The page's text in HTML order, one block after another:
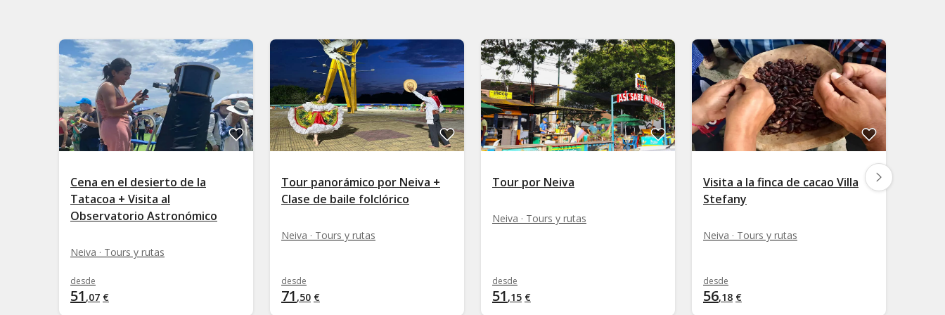
Cena en el desierto de la
Tatacoa + Visita al
Observatorio Astronómico
Neiva · Tours y rutas
desde
51 ,07 €
Tour panorámico por Neiva +
Clase de baile folclórico
Neiva · Tours y rutas
desde
71 ,50 €
Tour por Neiva
Neiva · Tours y rutas
desde
51 ,15 €
Visita a la finca de cacao Villa
Stefany
Neiva · Tours y rutas
desde
56,18 €